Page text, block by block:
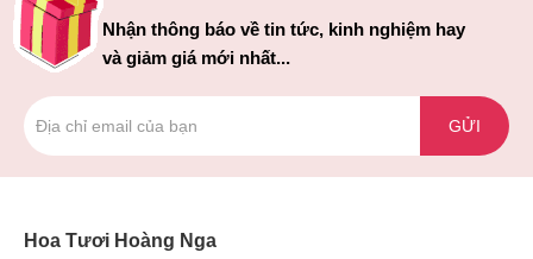
Nhận thông báo về tin tức, kinh nghiệm hay
và giảm giá mới nhất...
GỬI
Hoa Tươi Hoàng Nga